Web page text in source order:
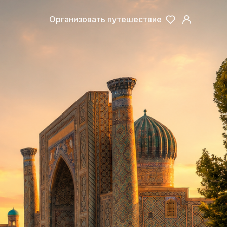
Организовать путешествие